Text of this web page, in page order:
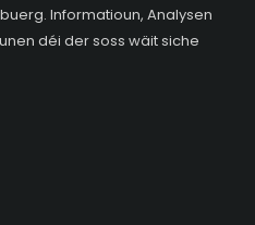
Informatioun, Analysen
déi der soss wäit siche